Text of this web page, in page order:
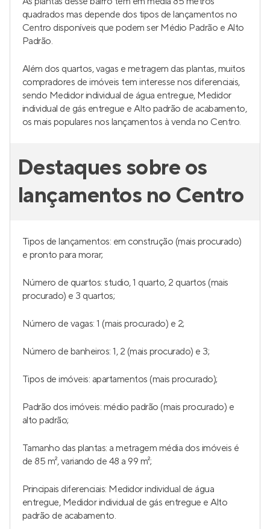
quadrados mas depende dos tipos de lançamentos no
Centro disponíveis que podem ser Médio Padrão e Alto
Padrão.
Além dos quartos, vagas e metragem das plantas, muitos
compradores de imóveis tem interesse nos diferenciais,
sendo Medidor individual de água entregue, Medidor
individual de gás entregue e Alto padrão de acabamento,
os mais populares nos lançamentos à venda no Centro.
Destaques sobre os
lançamentos no Centro
Tipos de lançamentos: em construção (mais procurado)
e pronto para morar;
Número de quartos: studio, 1 quarto, 2 quartos (mais
procurado) e 3 quartos;
Número de vagas: 1 (mais procurado) e 2;
Número de banheiros: 1, 2 (mais procurado) e 3;
Tipos de imóveis: apartamentos (mais procurado);
Padrão dos imóveis: médio padrão (mais procurado) e
alto padrão;
Tamanho das plantas: a metragem média dos imóveis é
de 85 m², variando de 48 a 99 m²;
Principais diferenciais: Medidor individual de água
entregue, Medidor individual de gás entregue e Alto
padrão de acabamento.